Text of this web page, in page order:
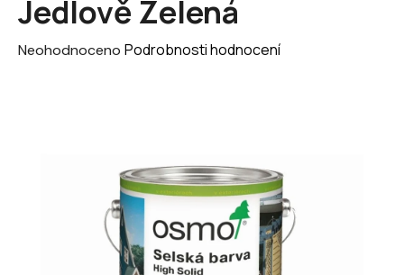
Jedlově Zelená
Průměrné hodnocení produktu je 0,0 z 5 hvězdiček.
Neohodnoceno Podrobnosti hodnocení